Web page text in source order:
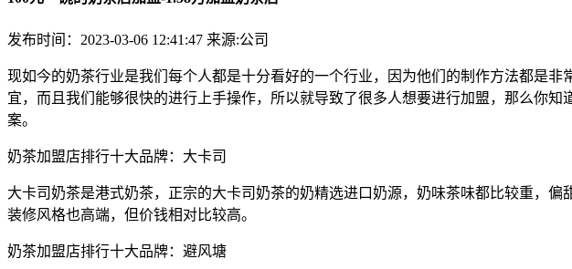
发布时间：2023-03-06 12:41:47 来源:公司
现如今的奶茶行业是我们每个人都是十分看好的一个行业，因为他们的制作方法都是
宜，而且我们能够很快的进行上手操作，所以就导致了很多人想要进行加盟，那么你
案。
奶茶加盟店排行十大品牌：大卡司
大卡司奶茶是港式奶茶，正宗的大卡司奶茶的奶精选进口奶源，奶味茶味都比较重，
装修风格也高端，但价钱相对比较高。
奶茶加盟店排行十大品牌：避风塘